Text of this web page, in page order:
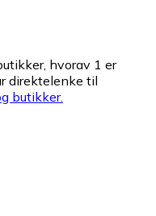
hvorav 1 er
direktelenke til
butikker.